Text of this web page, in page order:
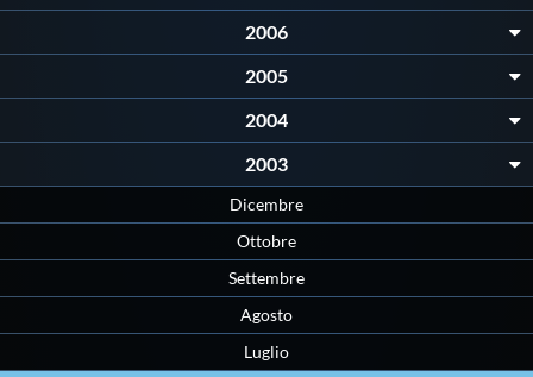
Webmail
Contatti
2006
2005
2004
2003
Dicembre
Ottobre
Settembre
Agosto
Luglio